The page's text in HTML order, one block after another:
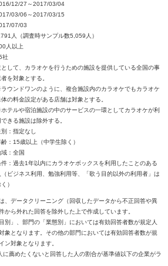
12/27～2017/03/04
03/06～2017/03/15
07/03
人（調査時サンプル数5,059人）
人以上
社
として、カラオケを行うための施設を提供している全国の事
者を対象とする。
ウンドワンのように、複合施設内のカラオケでもカラオケ
体の料金設定がある店舗は対象とする。
テルや宿泊施設の中のサービスの一環としてカラオケが利
できる施設は除外する。
別：指定なし
齢：15歳以上（中学生除く）
域：全国
件：過去1年以内にカラオケボックスを利用したことのある
（ビジネス利用、勉強利用等、「歌う目的以外の利用者」は
）
、データクリーニング（回収したデータから不正回答や異
から外れた回答を除外した上で作成しています。
」、部門の「業態別」においては有効回答者数が規定人
象となります。その他の部門においては有効回答者数が規
ン対象となります。
薦めたくないと回答した人の割合が基準値以下の企業がラ